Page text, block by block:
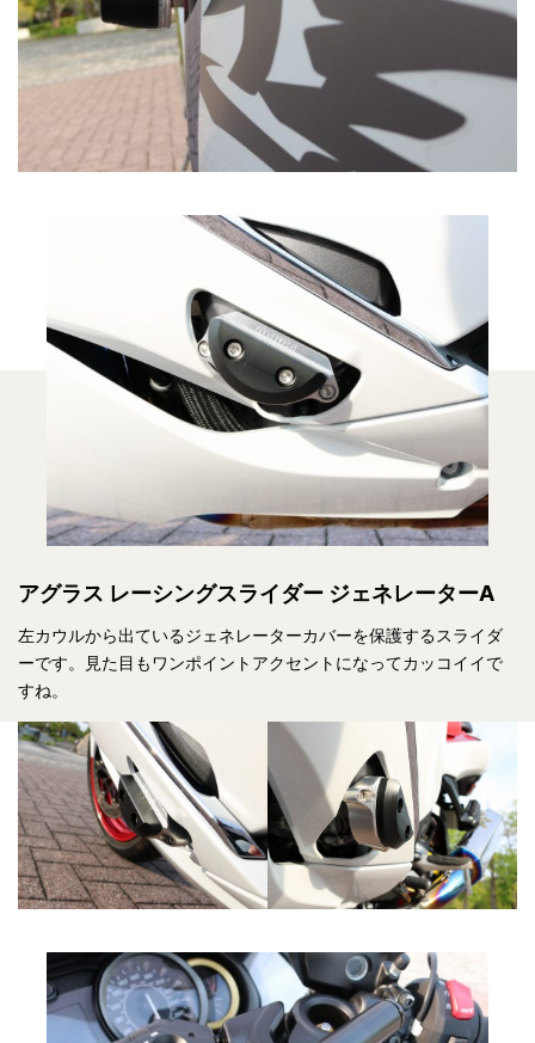
アグラス レーシングスライダー ジェネレーターA
左カウルから出ているジェネレーターカバーを保護するスライダ
ーです。見た目もワンポイントアクセントになってカッコイイで
すね。